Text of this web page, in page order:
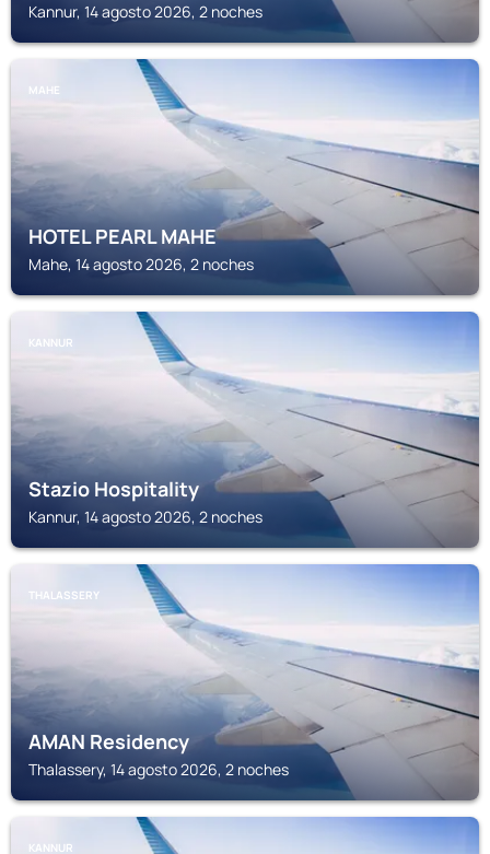
Kannur, 14 agosto 2026, 2 noches
MAHE
HOTEL PEARL MAHE
Mahe, 14 agosto 2026, 2 noches
KANNUR
Stazio Hospitality
Kannur, 14 agosto 2026, 2 noches
THALASSERY
AMAN Residency
Thalassery, 14 agosto 2026, 2 noches
KANNUR